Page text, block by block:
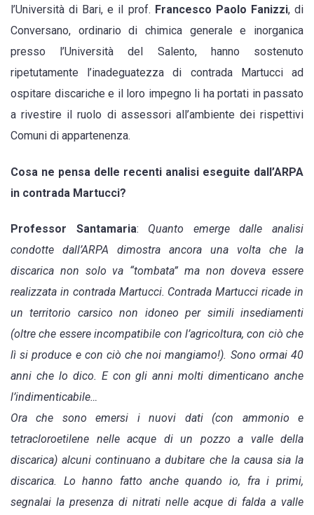
l’Università di Bari, e il prof. Francesco Paolo Fanizzi, di
Conversano, ordinario di chimica generale e inorganica
presso l’Università del Salento, hanno sostenuto
ripetutamente l’inadeguatezza di contrada Martucci ad
ospitare discariche e il loro impegno li ha portati in passato
a rivestire il ruolo di assessori all’ambiente dei rispettivi
Comuni di appartenenza.
Cosa ne pensa delle recenti analisi eseguite dall’ARPA
in contrada Martucci?
Professor Santamaria: Quanto emerge dalle analisi
condotte dall’ARPA dimostra ancora una volta che la
discarica non solo va “tombata” ma non doveva essere
realizzata in contrada Martucci. Contrada Martucci ricade in
un territorio carsico non idoneo per simili insediamenti
(oltre che essere incompatibile con l’agricoltura, con ciò che
lì si produce e con ciò che noi mangiamo!). Sono ormai 40
anni che lo dico. E con gli anni molti dimenticano anche
l’indimenticabile…
Ora che sono emersi i nuovi dati (con ammonio e
tetracloroetilene nelle acque di un pozzo a valle della
discarica) alcuni continuano a dubitare che la causa sia la
discarica. Lo hanno fatto anche quando io, fra i primi,
segnalai la presenza di nitrati nelle acque di falda a valle